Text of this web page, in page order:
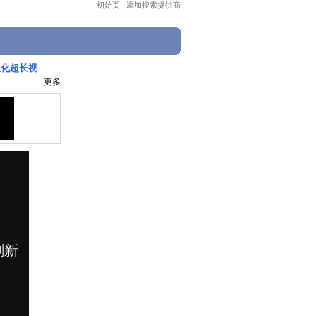
初始页 | 添加搜索提供商
超长视
更多